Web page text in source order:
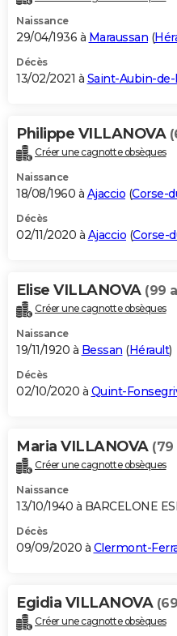
Naissance
29/04/1936 à Maraussan (
Décès
13/02/2021 à Saint-Aubin-
Philippe VILLANOVA
Créer une cagnotte obsèques
Naissance
18/08/1960 à Ajaccio (Corse-
Décès
02/11/2020 à Ajaccio (Corse-
Elise VILLANOVA (99
Créer une cagnotte obsèques
Naissance
19/11/1920 à Bessan (Hérault)
Décès
02/10/2020 à Quint-
Maria VILLANOVA (79
Créer une cagnotte obsèques
Naissance
13/10/1940 à BARCELONE
Décès
09/09/2020 à Clermont-
Egidia VILLANOVA
Créer une cagnotte obsèques